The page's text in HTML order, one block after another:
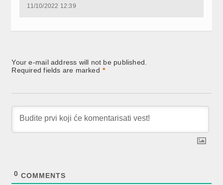
11/10/2022 12:39
Your e-mail address will not be published.
Required fields are marked *
0 COMMENTS